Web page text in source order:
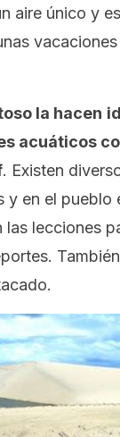
aire único y
la hacen
acuáticos
. Existen
y en el pueblo
las lecciones